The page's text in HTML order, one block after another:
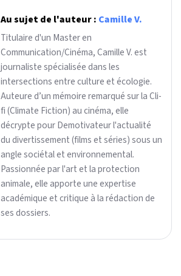
Au sujet de l'auteur : Camille V.
Titulaire d'un Master en
Communication/Cinéma, Camille V. est
journaliste spécialisée dans les
intersections entre culture et écologie.
Auteure d’un mémoire remarqué sur la Cli-
fi (Climate Fiction) au cinéma, elle
décrypte pour Demotivateur l'actualité
du divertissement (films et séries) sous un
angle sociétal et environnemental.
Passionnée par l'art et la protection
animale, elle apporte une expertise
académique et critique à la rédaction de
ses dossiers.